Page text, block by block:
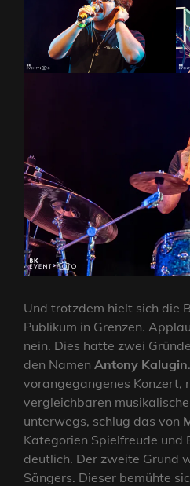
Und trotzdem hielt sich die
Publikum in Grenzen.
nein. Dies hatte zwei
den Namen Antony Kalugin
vorangegangenes Konzert,
vergleichbaren
unterwegs, schlug das von
Kategorien Spielfreude und
deutlich. Der zweite Grund
Sängers. Dieser bemühte